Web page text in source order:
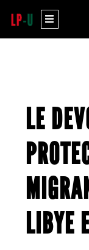
au
Menu
LE
LIBYE